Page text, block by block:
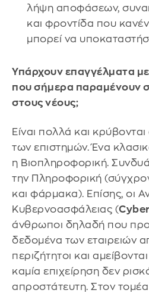
λήψη αποφάσεων,
και φροντίδα που
μπορεί να
Υπάρχουν επαγγέλματα
που σήμερα παραμένουν
στους νέους;
Είναι πολλά και
των επιστημών. Ένα
η Βιοπληροφορική.
την Πληροφορική
και φάρμακα). Επίσης, οι
Κυβερνοασφάλειας (
άνθρωποι δηλαδή που
δεδομένα των εταιρειών
περιζήτητοι και
καμία επιχείρηση δεν
απροστάτευτη. Στον